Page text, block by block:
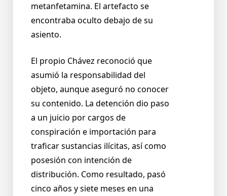
metanfetamina. El artefacto se
encontraba oculto debajo de su
asiento.
El propio Chávez reconoció que
asumió la responsabilidad del
objeto, aunque aseguró no conocer
su contenido. La detención dio paso
a un juicio por cargos de
conspiración e importación para
traficar sustancias ilícitas, así como
posesión con intención de
distribución. Como resultado, pasó
cinco años y siete meses en una